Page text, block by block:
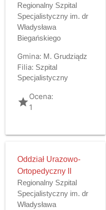
Regionalny Szpital
Specjalistyczny im. dr
Władysława
Biegańskiego
Gmina: M. Grudziądz
Filia: Szpital
Specjalistyczny
gradeOcena:
1
Oddział Urazowo-
Ortopedyczny II
Regionalny Szpital
Specjalistyczny im. dr
Władysława